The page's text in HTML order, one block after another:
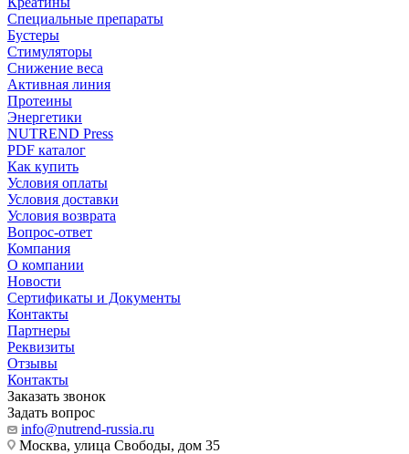
Специальные препараты
Бустеры
Стимуляторы
Снижение веса
Активная линия
Протеины
Энергетики
NUTREND Press
PDF каталог
Как купить
Условия оплаты
Условия доставки
Условия возврата
Вопрос-ответ
Компания
О компании
Новости
Сертификаты и Документы
Контакты
Партнеры
Реквизиты
Отзывы
Контакты
Заказать звонок
Задать вопрос
info@nutrend-russia.ru
Москва, улица Свободы, дом 35